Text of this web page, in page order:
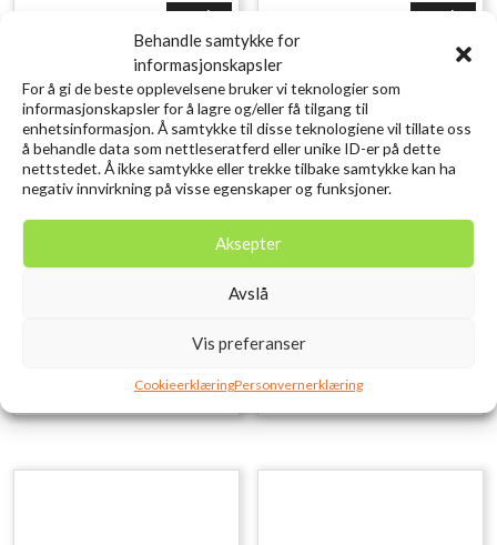
Behandle samtykke for
informasjonskapsler
For å gi de beste opplevelsene bruker vi teknologier som
informasjonskapsler for å lagre og/eller få tilgang til
enhetsinformasjon. Å samtykke til disse teknologiene vil tillate oss
å behandle data som nettleseratferd eller unike ID-er på dette
nettstedet. Å ikke samtykke eller trekke tilbake samtykke kan ha
negativ innvirkning på visse egenskaper og funksjoner.
Aksepter
Avslå
Vis preferanser
CookieerklæringPersonvernerklæring
Utsolgt
SAVAGE GEAR Lurebox 4A
Smoke 21.4X11.8X4.5CM
Legg i ønskelisten
Utsolgt
SAVAGE GEAR 3D Needle Jig
6CM 7G Sinking Sardine